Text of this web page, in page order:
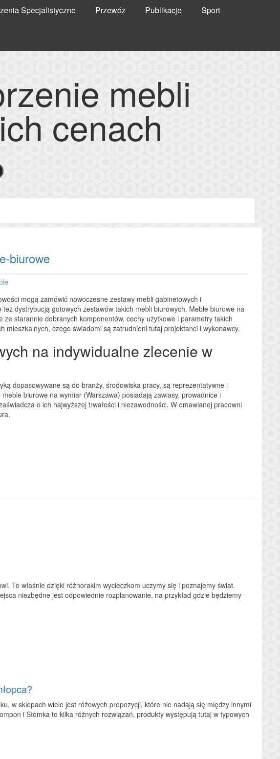
Specjalistyczne Przewóz Publikacje
Sport
mebli
cenach
biurowe
mogą zamówić nowoczesne zestawy mebli gabinetowych i
dystrybucją gotowych zestawów takich mebli biurowych. Meble biurowe na
starannie dobranych komponentów, cechy użytkowe i parametry takich
mieszkalnych, czego świadomi są zatrudnieni tutaj projektanci i wykonawcy.
na indywidualne zlecenie w
dopasowywane są do branży, środowiska pracy, są reprezentatywne i
biurowe na wymiar (Warszawa) posiadają zawiasy, prowadnice i
o ich najwyższej trwałości i niezawodności. W omawianej pracowni
To właśnie dzięki różnorakim wycieczkom uczymy się i poznajemy świat.
niezbędne jest odpowiednie rozplanowanie, na przykład gdzie będziemy
w sklepach wiele jest różowych propozycji, które nie nadają się między innymi
i Słomka to kilka różnych rozwiązań, produkty występują tutaj w typowych